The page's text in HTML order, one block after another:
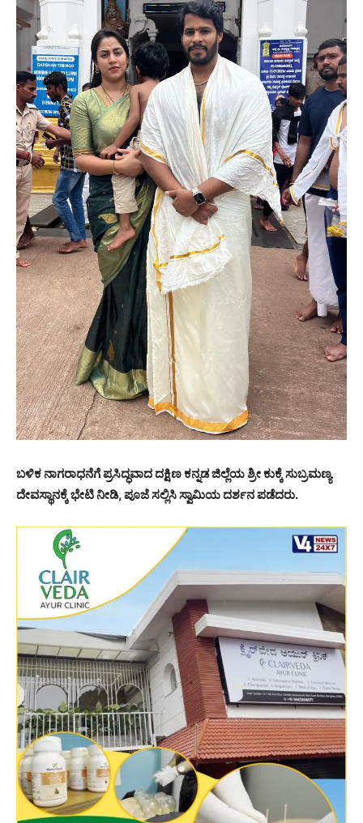
ಬಳಿಕ ನಾಗರಾಧನೆಗೆ ಪ್ರಸಿದ್ಧವಾದ ದಕ್ಷಿಣ ಕನ್ನಡ ಜಿಲ್ಲೆಯ ಶ್ರೀ ಕುಕ್ಕೆ ಸುಬ್ರಮಣ್ಯ
ದೇವಸ್ಥಾನಕ್ಕೆ ಭೇಟಿ ನೀಡಿ, ಪೂಜೆ ಸಲ್ಲಿಸಿ ಸ್ವಾಮಿಯ ದರ್ಶನ ಪಡೆದರು.